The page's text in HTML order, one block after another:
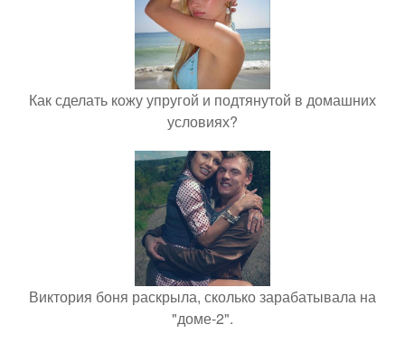
Как сделать кожу упругой и подтянутой в домашних
условиях?
Виктория боня раскрыла, сколько зарабатывала на
"доме-2".